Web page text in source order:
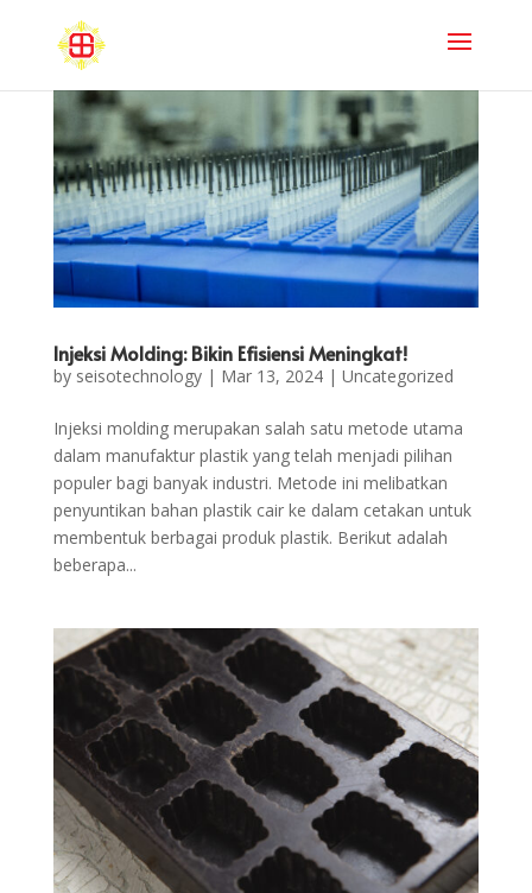
Injeksi Molding: Bikin Efisiensi Meningkat!
by seisotechnology| Mar 13, 2024| Uncategorized
Injeksi molding merupakan salah satu metode utama
dalam manufaktur plastik yang telah menjadi pilihan
populer bagi banyak industri. Metode ini melibatkan
penyuntikan bahan plastik cair ke dalam cetakan untuk
membentuk berbagai produk plastik. Berikut adalah
beberapa...